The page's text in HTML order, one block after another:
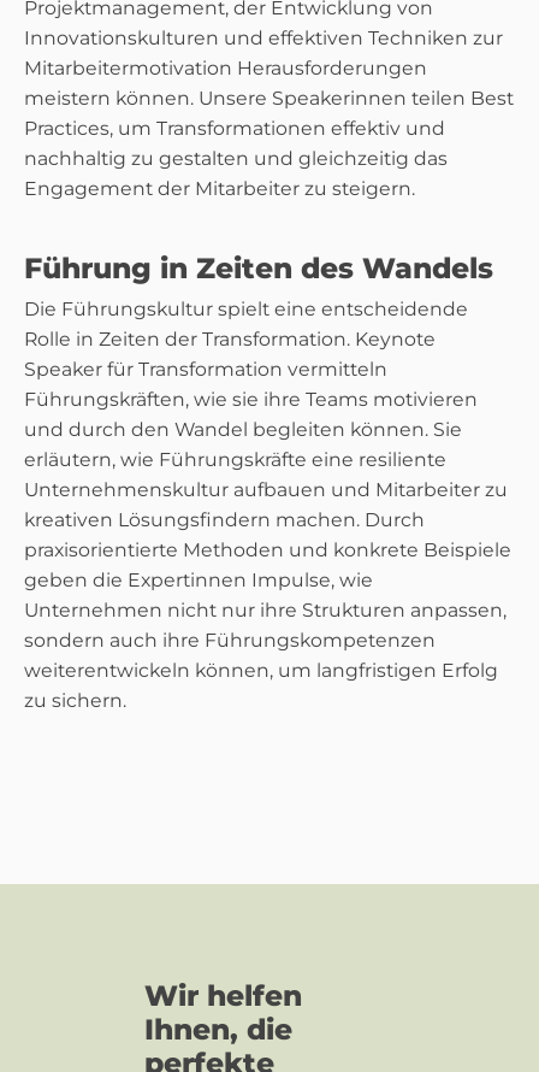
Projektmanagement, der Entwicklung von
Innovationskulturen und effektiven Techniken zur
Mitarbeitermotivation Herausforderungen
meistern können. Unsere Speakerinnen teilen Best
Practices, um Transformationen effektiv und
nachhaltig zu gestalten und gleichzeitig das
Engagement der Mitarbeiter zu steigern.
Führung in Zeiten des Wandels
Die Führungskultur spielt eine entscheidende
Rolle in Zeiten der Transformation. Keynote
Speaker für Transformation vermitteln
Führungskräften, wie sie ihre Teams motivieren
und durch den Wandel begleiten können. Sie
erläutern, wie Führungskräfte eine resiliente
Unternehmenskultur aufbauen und Mitarbeiter zu
kreativen Lösungsfindern machen. Durch
praxisorientierte Methoden und konkrete Beispiele
geben die Expertinnen Impulse, wie
Unternehmen nicht nur ihre Strukturen anpassen,
sondern auch ihre Führungskompetenzen
weiterentwickeln können, um langfristigen Erfolg
zu sichern.
Wir helfen
Ihnen, die
perfekte